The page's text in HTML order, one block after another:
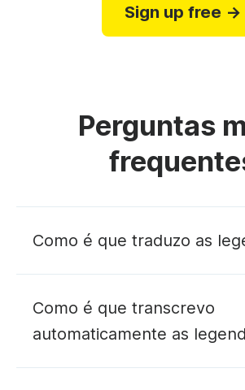
Sign up free →
Perguntas
Como é que traduzo as
Como é que transcrevo
automaticamente as